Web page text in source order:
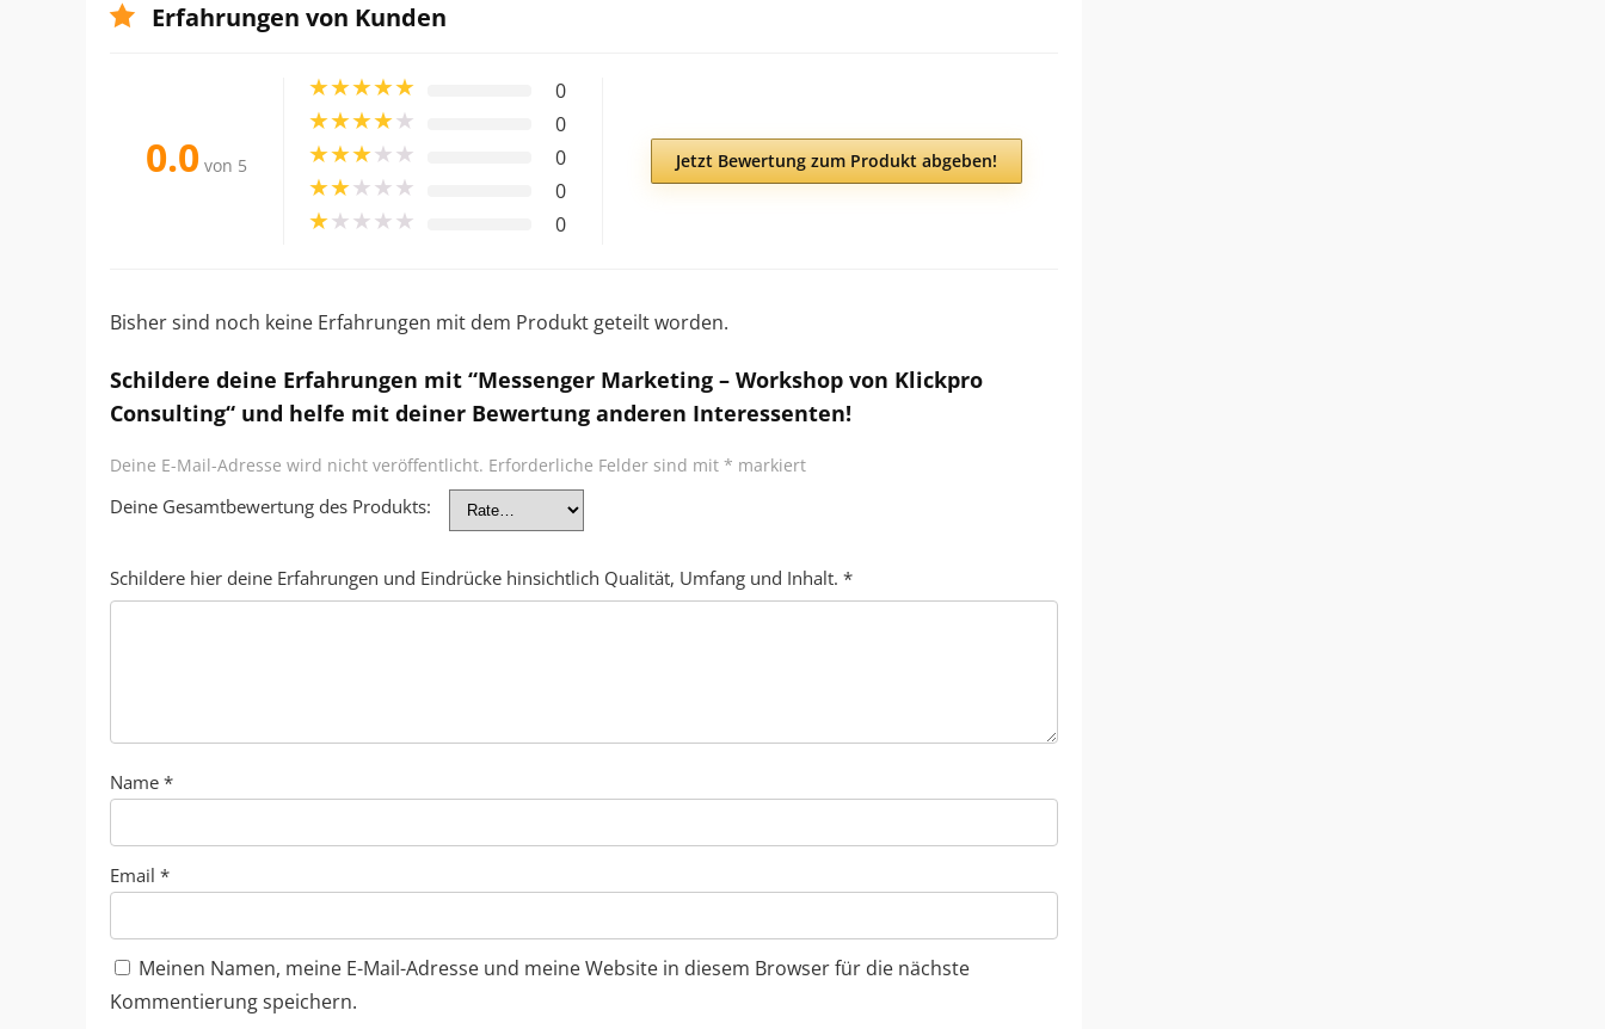
Erfahrungen von Kunden
0.0 von 5
★★★★★ 0
★★★★★ 0
★★★★★ 0
★★★★★ 0
★★★★★ 0
Jetzt Bewertung zum Produkt abgeben!
Bisher sind noch keine Erfahrungen mit dem Produkt geteilt worden.
Schildere deine Erfahrungen mit “Messenger Marketing – Workshop von Klickpro
Consulting“ und helfe mit deiner Bewertung anderen Interessenten!
Deine E-Mail-Adresse wird nicht veröffentlicht. Erforderliche Felder sind mit * markiert
Deine Gesamtbewertung des Produkts:
Schildere hier deine Erfahrungen und Eindrücke hinsichtlich Qualität, Umfang und Inhalt. *
Name *
Email *
Meinen Namen, meine E-Mail-Adresse und meine Website in diesem Browser für die nächste
Kommentierung speichern.